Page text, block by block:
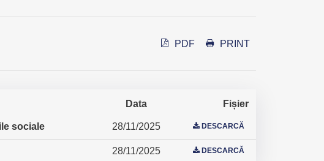
PDF PRINT
Data Fișier
sociale 28/11/2025 DESCARCĂ
28/11/2025 DESCARCĂ